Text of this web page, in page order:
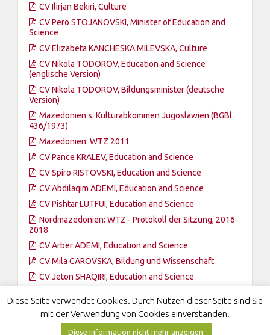
CV Ilirjan Bekiri, Culture
CV Pero STOJANOVSKI, Minister of Education and
Science
CV Elizabeta KANCHESKA MILEVSKA, Culture
CV Nikola TODOROV, Education and Science
(englische Version)
CV Nikola TODOROV, Bildungsminister (deutsche
Version)
Mazedonien s. Kulturabkommen Jugoslawien (BGBl.
436/1973)
Mazedonien: WTZ 2011
CV Pance KRALEV, Education and Science
CV Spiro RISTOVSKI, Education and Science
CV Abdilaqim ADEMI, Education and Science
CV Pishtar LUTFUI, Education and Science
Nordmazedonien: WTZ - Protokoll der Sitzung, 2016-
2018
CV Arber ADEMI, Education and Science
CV Mila CAROVSKA, Bildung und Wissenschaft
CV Jeton SHAQIRI, Education and Science
Kommission, 2024
Diese Seite verwendet Cookies. Durch Nutzen dieser Seite sind Sie
mit der Verwendung von Cookies einverstanden.
Diese Information nicht mehr anzeigen.